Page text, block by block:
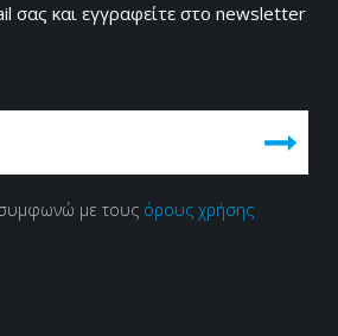
σας και εγγραφείτε στο newsletter
με τους όρους χρήσης